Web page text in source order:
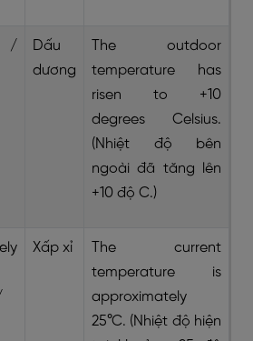
/
Dấu
dương
The outdoor
temperature has
risen to +10
degrees Celsius.
(Nhiệt độ bên
ngoài đã tăng lên
+10 độ C.)
Xấp xỉ
The current
temperature is
approximately
25°C. (Nhiệt độ hiện